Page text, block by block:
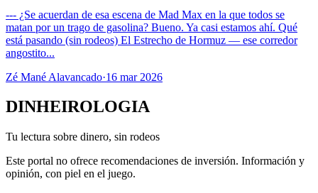
--- ¿Se acuerdan de esa escena de Mad Max en la que todos se
matan por un trago de gasolina? Bueno. Ya casi estamos ahí. Qué
está pasando (sin rodeos) El Estrecho de Hormuz — ese corredor
angostito...
Zé Mané Alavancado·16 mar 2026
DINHEIROLOGIA
Tu lectura sobre dinero, sin rodeos
Este portal no ofrece recomendaciones de inversión. Información y
opinión, con piel en el juego.